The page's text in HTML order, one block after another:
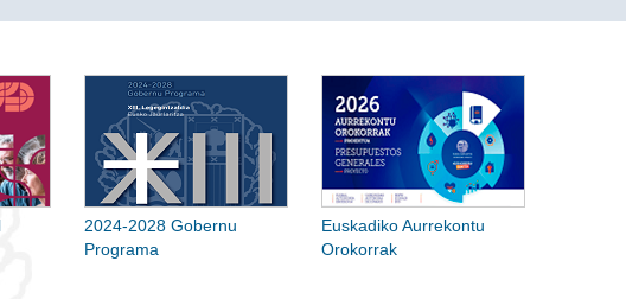
2024-2028 Gobernu
Programa
Euskadiko Aurrekontu
Orokorrak